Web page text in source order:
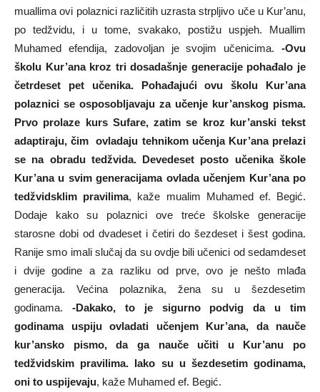
muallima ovi polaznici različitih uzrasta strpljivo uče u Kur’anu,
po tedžvidu, i u tome, svakako, postižu uspjeh. Muallim
Muhamed efendija, zadovoljan je svojim učenicima. -Ovu
školu Kur’ana kroz tri dosadašnje generacije pohađalo je
četrdeset pet učenika. Pohađajući ovu školu Kur’ana
polaznici se osposobljavaju za učenje kur’anskog pisma.
Prvo prolaze kurs Sufare, zatim se kroz kur’anski tekst
adaptiraju, čim ovladaju tehnikom učenja Kur’ana prelazi
se na obradu tedžvida. Devedeset posto učenika škole
Kur’ana u svim generacijama ovlada učenjem Kur’ana po
tedžvidsklim pravilima, kaže mualim Muhamed ef. Begić.
Dodaje kako su polaznici ove treće školske generacije
starosne dobi od dvadeset i četiri do šezdeset i šest godina.
Ranije smo imali slučaj da su ovdje bili učenici od sedamdeset
i dvije godine a za razliku od prve, ovo je nešto mlađa
generacija. Većina polaznika, žena su u šezdesetim
godinama. -Dakako, to je sigurno podvig da u tim
godinama uspiju ovladati učenjem Kur’ana, da nauče
kur’ansko pismo, da ga nauče učiti u Kur’anu po
tedžvidskim pravilima. Iako su u šezdesetim godinama,
oni to uspijevaju, kaže Muhamed ef. Begić.